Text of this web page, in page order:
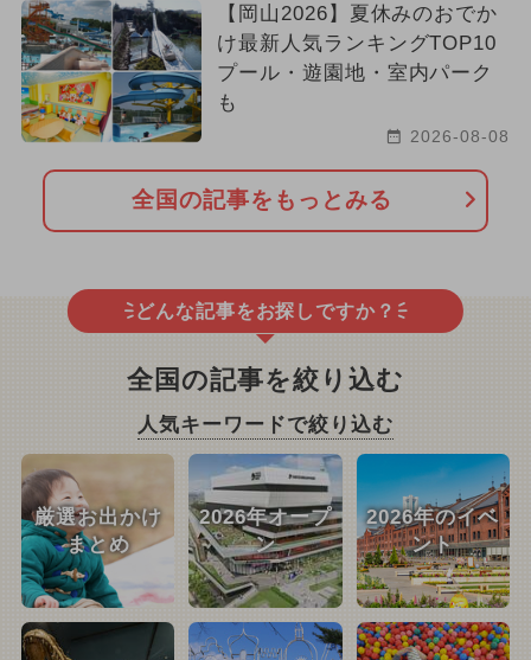
【岡山2026】夏休みのおでか
け最新人気ランキングTOP10
プール・遊園地・室内パーク
も
2026-08-08
全国の記事をもっとみる
どんな記事をお探しですか？
全国の記事を絞り込む
人気キーワードで絞り込む
厳選お出かけ
まとめ
2026年オープ
ン
2026年のイベ
ント